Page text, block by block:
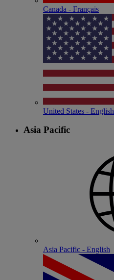
Canada - Français
United States - English
Asia Pacific
Asia Pacific - English